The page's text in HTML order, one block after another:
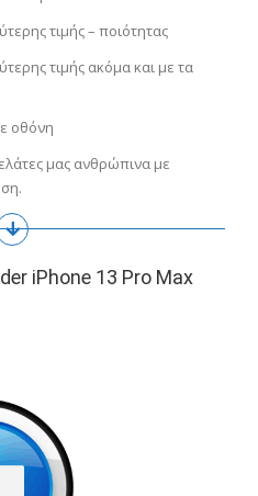
τιμής – ποιότητας
τιμής ακόμα και με τα
οθόνη
μας ανθρώπινα με
iPhone 13 Pro Max